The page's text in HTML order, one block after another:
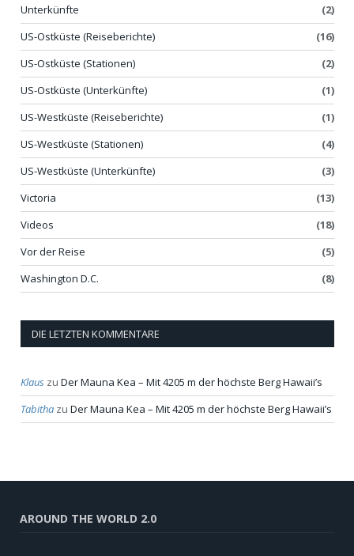
Unterkünfte
(2)
US-Ostküste (Reiseberichte)
(16)
US-Ostküste (Stationen)
(2)
US-Ostküste (Unterkünfte)
(1)
US-Westküste (Reiseberichte)
(1)
US-Westküste (Stationen)
(4)
US-Westküste (Unterkünfte)
(3)
Victoria
(13)
Videos
(18)
Vor der Reise
(5)
Washington D.C.
(8)
DIE LETZTEN KOMMENTARE
Klaus zu Der Mauna Kea – Mit 4205 m der höchste Berg Hawaii’s
Tabitha zu Der Mauna Kea – Mit 4205 m der höchste Berg Hawaii’s
AROUND THE WORLD 2.0